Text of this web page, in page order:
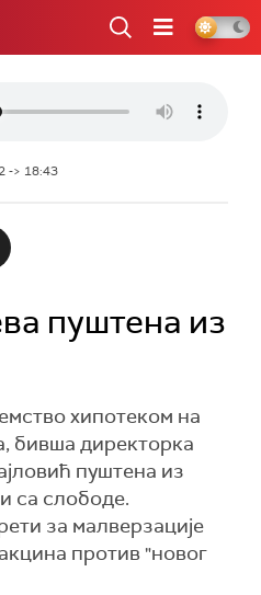
-> 18:43
пуштена из
хипотеком на
бивша директорка
пуштена из
са слободе.
за малверзације
против "новог